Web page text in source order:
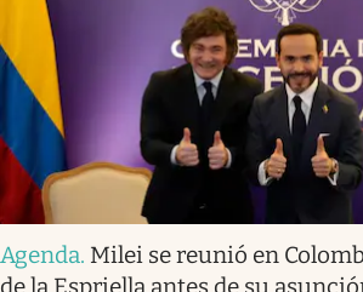
Agenda. Milei se reunió en
de la Espriella antes de su